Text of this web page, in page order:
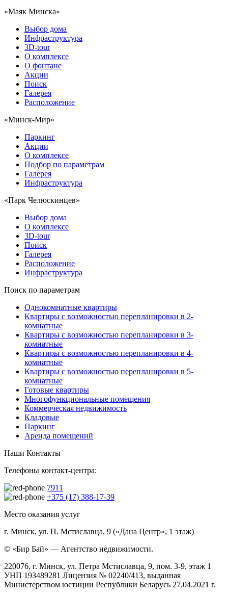
«Маяк Минска»
Выбор дома
Инфраструктура
3D-tour
О комплексе
О фонтане
Акции
Поиск
Галерея
Расположение
«Минск-Мир»
Паркинг
Акции
О комплексе
Подбор по параметрам
Галерея
Инфраструктура
«Парк Челюскинцев»
Выбор дома
О комплексе
3D-tour
Поиск
Галерея
Расположение
Инфраструктура
Поиск по параметрам
Однокомнатные квартиры
Квартиры с возможностью перепланировки в 2-
комнатные
Квартиры с возможностью перепланировки в 3-
комнатные
Квартиры с возможностью перепланировки в 4-
комнатные
Квартиры с возможностью перепланировки в 5-
комнатные
Готовые квартиры
Многофункциональные помещения
Коммерческая недвижимость
Кладовые
Паркинг
Аренда помещений
Наши Контакты
Телефоны контакт-центра:
7911
+375 (17) 388-17-39
Место оказания услуг
г. Минск, ул. П. Мстиславца, 9 («Дана Центр», 1 этаж)
© «Бир Бай» — Агентство недвижимости.
220076, г. Минск, ул. Петра Мстиславца, 9, пом. 3-9, этаж 1
УНП 193489281 Лицензия № 02240/413, выданная
Министерством юстиции Республики Беларусь 27.04.2021 г.